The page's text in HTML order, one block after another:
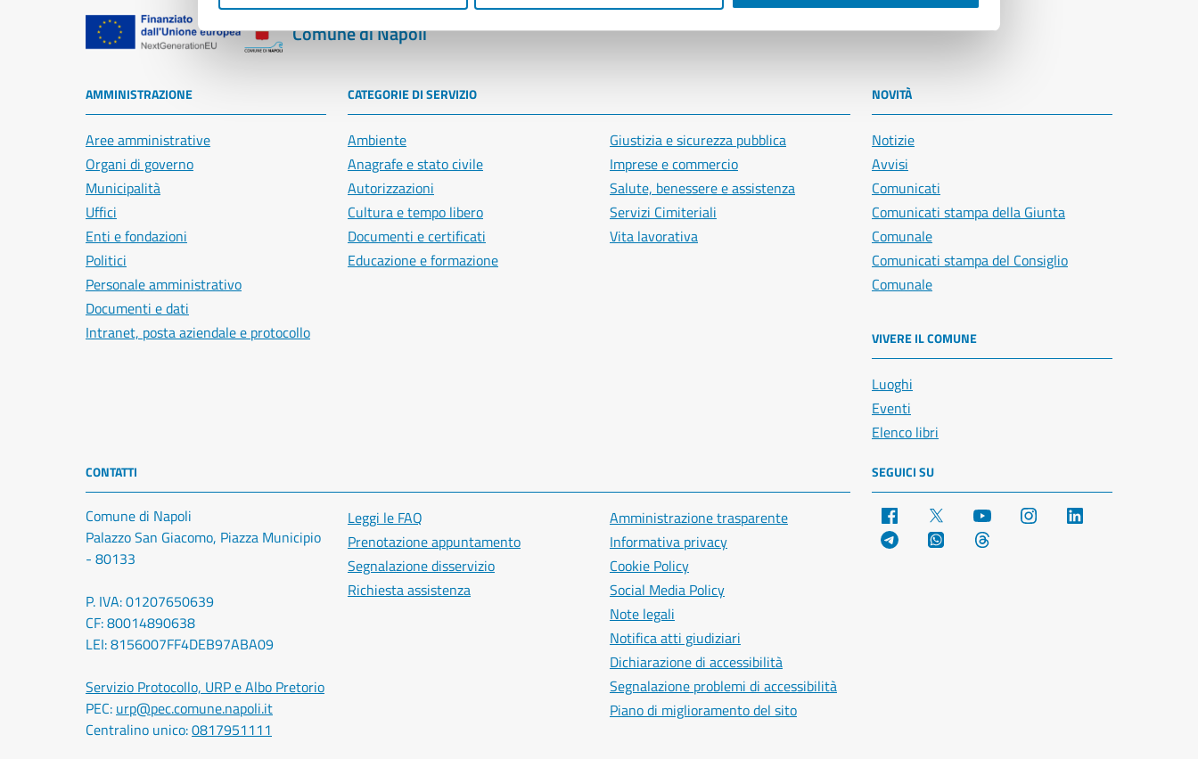
Comune di Napoli
AMMINISTRAZIONE
Aree amministrative
Organi di governo
Municipalità
Uffici
Enti e fondazioni
Politici
Personale amministrativo
Documenti e dati
Intranet, posta aziendale e protocollo
CATEGORIE DI SERVIZIO
Ambiente
Anagrafe e stato civile
Autorizzazioni
Cultura e tempo libero
Documenti e certificati
Educazione e formazione
Giustizia e sicurezza pubblica
Imprese e commercio
Salute, benessere e assistenza
Servizi Cimiteriali
Vita lavorativa
NOVITÀ
Notizie
Avvisi
Comunicati
Comunicati stampa della Giunta
Comunale
Comunicati stampa del Consiglio
Comunale
VIVERE IL COMUNE
Luoghi
Eventi
Elenco libri
CONTATTI
Comune di Napoli
Palazzo San Giacomo, Piazza Municipio
- 80133
P. IVA: 01207650639
CF: 80014890638
LEI: 8156007FF4DEB97ABA09
Servizio Protocollo, URP e Albo Pretorio
PEC: urp@pec.comune.napoli.it
Centralino unico:0817951111
Leggi le FAQ
Prenotazione appuntamento
Segnalazione disservizio
Richiesta assistenza
Amministrazione trasparente
Informativa privacy
Cookie Policy
Social Media Policy
Note legali
Notifica atti giudiziari
Dichiarazione di accessibilità
Segnalazione problemi di accessibilità
Piano di miglioramento del sito
SEGUICI SU
Facebook YouTube Instagram
Telegram WhatsApp